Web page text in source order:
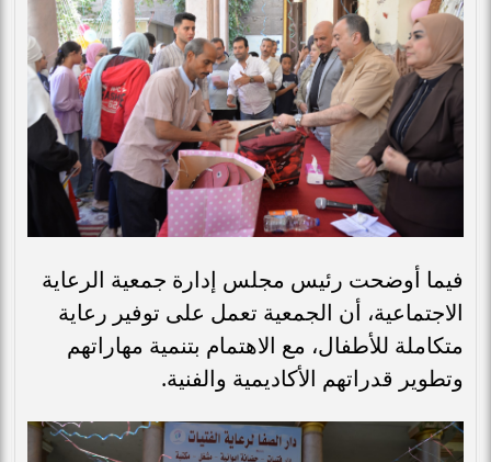
فيما أوضحت رئيس مجلس إدارة جمعية الرعاية
الاجتماعية، أن الجمعية تعمل على توفير رعاية
متكاملة للأطفال، مع الاهتمام بتنمية مهاراتهم
وتطوير قدراتهم الأكاديمية والفنية.